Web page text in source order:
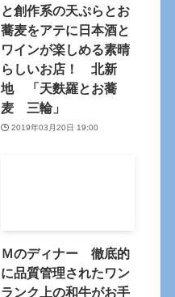
と創作系の天ぷらとお
蕎麦をアテに日本酒と
ワインが楽しめる素晴
らしいお店！ 北新
地 「天麩羅とお蕎
麦 三輪」
2019年03月20日 19:00
Ｍのディナー 徹底的
に品質管理されたワン
ランク上の和牛がお手